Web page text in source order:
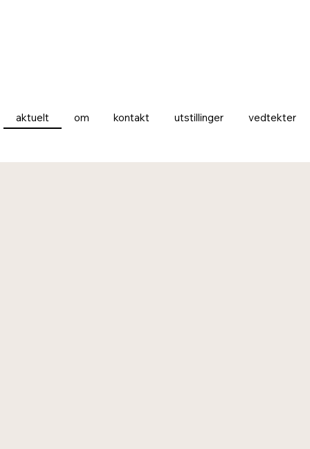
aktuelt om kontakt utstillinger vedtekter